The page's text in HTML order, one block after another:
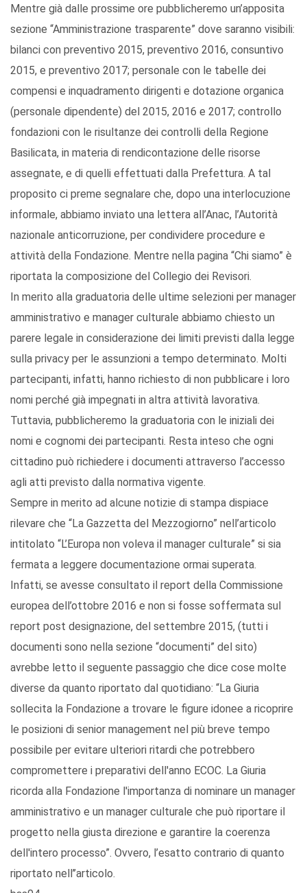
Mentre già dalle prossime ore pubblicheremo un’apposita
sezione “Amministrazione trasparente” dove saranno visibili:
bilanci con preventivo 2015, preventivo 2016, consuntivo
2015, e preventivo 2017; personale con le tabelle dei
compensi e inquadramento dirigenti e dotazione organica
(personale dipendente) del 2015, 2016 e 2017; controllo
fondazioni con le risultanze dei controlli della Regione
Basilicata, in materia di rendicontazione delle risorse
assegnate, e di quelli effettuati dalla Prefettura. A tal
proposito ci preme segnalare che, dopo una interlocuzione
informale, abbiamo inviato una lettera all’Anac, l’Autorità
nazionale anticorruzione, per condividere procedure e
attività della Fondazione. Mentre nella pagina “Chi siamo” è
riportata la composizione del Collegio dei Revisori.
In merito alla graduatoria delle ultime selezioni per manager
amministrativo e manager culturale abbiamo chiesto un
parere legale in considerazione dei limiti previsti dalla legge
sulla privacy per le assunzioni a tempo determinato. Molti
partecipanti, infatti, hanno richiesto di non pubblicare i loro
nomi perché già impegnati in altra attività lavorativa.
Tuttavia, pubblicheremo la graduatoria con le iniziali dei
nomi e cognomi dei partecipanti. Resta inteso che ogni
cittadino può richiedere i documenti attraverso l’accesso
agli atti previsto dalla normativa vigente.
Sempre in merito ad alcune notizie di stampa dispiace
rilevare che “La Gazzetta del Mezzogiorno” nell’articolo
intitolato “L’Europa non voleva il manager culturale” si sia
fermata a leggere documentazione ormai superata.
Infatti, se avesse consultato il report della Commissione
europea dell’ottobre 2016 e non si fosse soffermata sul
report post designazione, del settembre 2015, (tutti i
documenti sono nella sezione “documenti” del sito)
avrebbe letto il seguente passaggio che dice cose molte
diverse da quanto riportato dal quotidiano: “La Giuria
sollecita la Fondazione a trovare le figure idonee a ricoprire
le posizioni di senior management nel più breve tempo
possibile per evitare ulteriori ritardi che potrebbero
compromettere i preparativi dell'anno ECOC. La Giuria
ricorda alla Fondazione l'importanza di nominare un manager
amministrativo e un manager culturale che può riportare il
progetto nella giusta direzione e garantire la coerenza
dell'intero processo”. Ovvero, l’esatto contrario di quanto
riportato nell’’articolo.